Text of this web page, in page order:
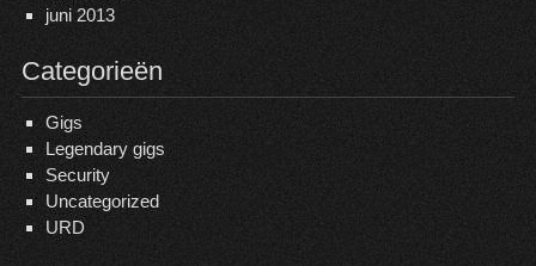
juni 2013
Categorieën
Gigs
Legendary gigs
Security
Uncategorized
URD